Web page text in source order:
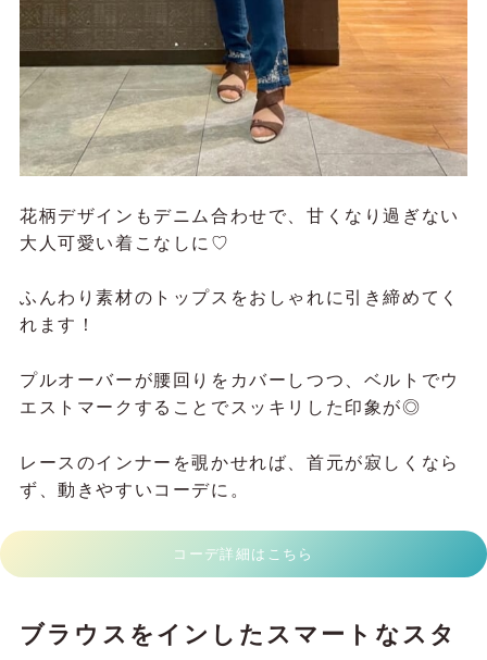
花柄デザインもデニム合わせで、甘くなり過ぎない
大人可愛い着こなしに♡
ふんわり素材のトップスをおしゃれに引き締めてく
れます！
プルオーバーが腰回りをカバーしつつ、ベルトでウ
エストマークすることでスッキリした印象が◎
レースのインナーを覗かせれば、首元が寂しくなら
ず、動きやすいコーデに。
コーデ詳細はこちら
ブラウスをインしたスマートなスタ